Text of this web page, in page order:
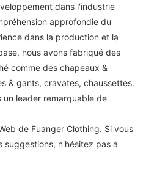
dans l'industrie
approfondie du
dans la production et la
nous avons fabriqué des
comme des chapeaux &
& gants, cravates, chaussettes.
un leader remarquable de
de Fuanger Clothing. Si vous
suggestions, n'hésitez pas à